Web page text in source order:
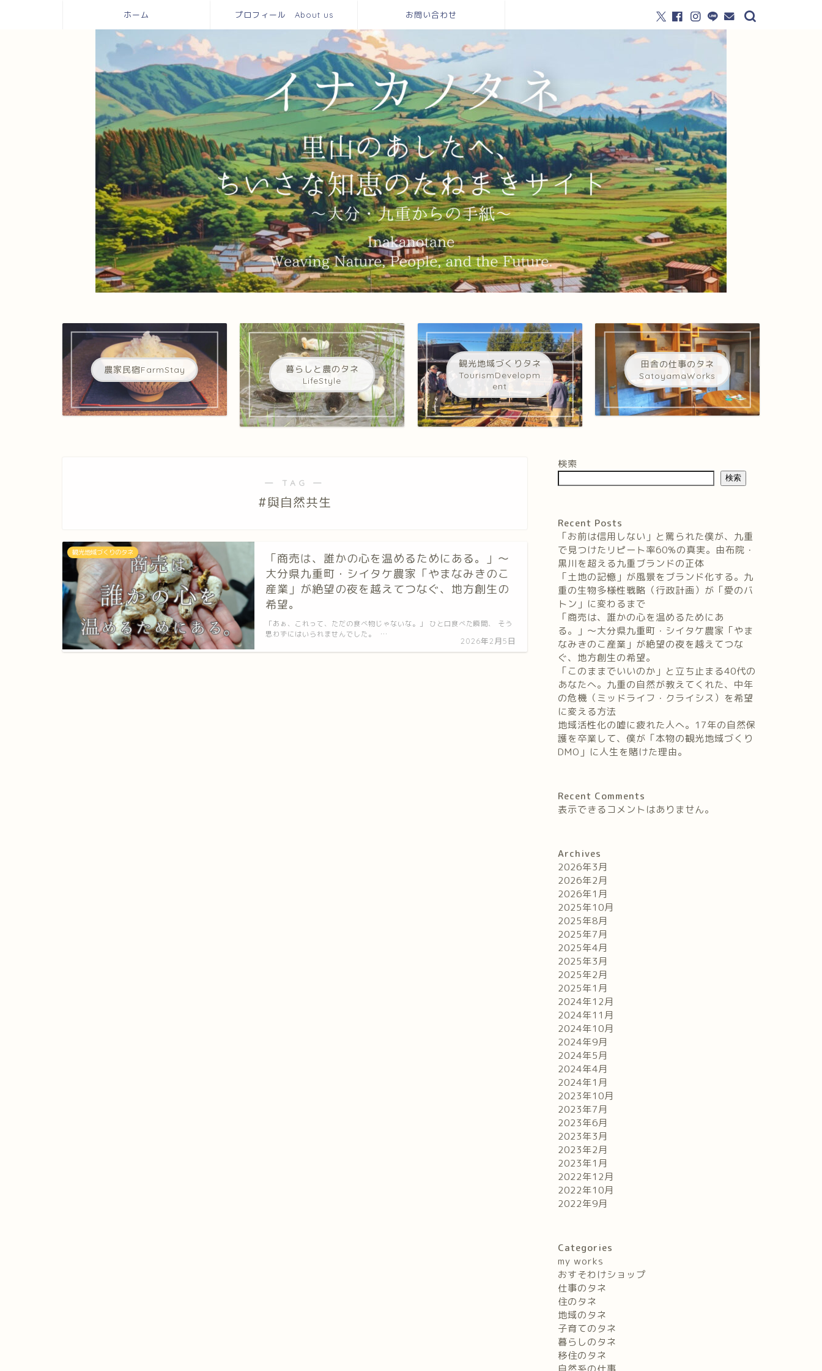
ホーム プロフィール About us お問い合わせ
農家民宿FarmStay
暮らしと農のタネ
LifeStyle
観光地域づくりタネ
TourismDevelopm
ent
田舎の仕事のタネ
SatoyamaWorks
― TAG ―
#與自然共生
観光地域づくりのタネ
「商売は、誰かの心を温めるためにある。」〜
大分県九重町・シイタケ農家「やまなみきのこ
産業」が絶望の夜を越えてつなぐ、地方創生の
希望。
2026年2月5日
「あぁ、これって、ただの食べ物じゃないな。」 ひと口食べた瞬間、 そう
思わずにはいられませんでした。 …
検索
検索
Recent Posts
「お前は信用しない」と罵られた僕が、九重
で見つけたリピート率60%の真実。由布院・
黒川を超える九重ブランドの正体
「土地の記憶」が風景をブランド化する。九
重の生物多様性戦略（行政計画）が「愛のバ
トン」に変わるまで
「商売は、誰かの心を温めるためにあ
る。」〜大分県九重町・シイタケ農家「やま
なみきのこ産業」が絶望の夜を越えてつな
ぐ、地方創生の希望。
「このままでいいのか」と立ち止まる40代の
あなたへ。九重の自然が教えてくれた、中年
の危機（ミッドライフ・クライシス）を希望
に変える方法
地域活性化の嘘に疲れた人へ。17年の自然保
護を卒業して、僕が「本物の観光地域づくり
DMO」に人生を賭けた理由。
Recent Comments
表示できるコメントはありません。
Archives
2026年3月
2026年2月
2026年1月
2025年10月
2025年8月
2025年7月
2025年4月
2025年3月
2025年2月
2025年1月
2024年12月
2024年11月
2024年10月
2024年9月
2024年5月
2024年4月
2024年1月
2023年10月
2023年7月
2023年6月
2023年3月
2023年2月
2023年1月
2022年12月
2022年10月
2022年9月
Categories
my works
おすそわけショップ
仕事のタネ
住のタネ
地域のタネ
子育てのタネ
暮らしのタネ
移住のタネ